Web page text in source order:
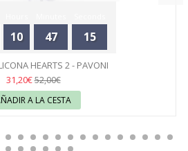
10 47 15
HEARTS 2 - PAVONI
31,20€52,00€
A LA CESTA